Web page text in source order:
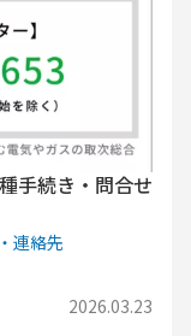
手続き・問合せ
連絡先
2026.03.23